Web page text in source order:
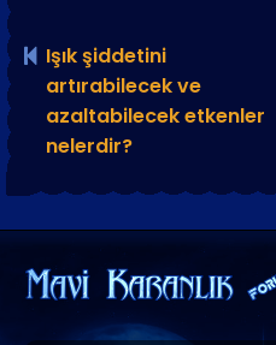
Işık şiddetini
artırabilecek ve
azaltabilecek etkenler
nelerdir?